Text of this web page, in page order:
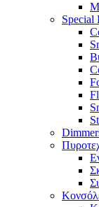
Special